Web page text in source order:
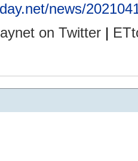
news/
on Twitter |